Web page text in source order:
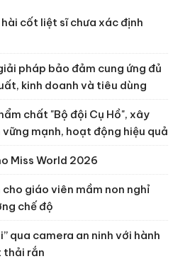
hài cốt liệt sĩ chưa xác định
pháp bảo đảm cung ứng đủ
kinh doanh và tiêu dùng
chất "Bộ đội Cụ Hồ", xây
vững mạnh, hoạt động hiệu quả
Miss World 2026
giáo viên mầm non nghỉ
chế độ
qua camera an ninh với hành
thải rắn